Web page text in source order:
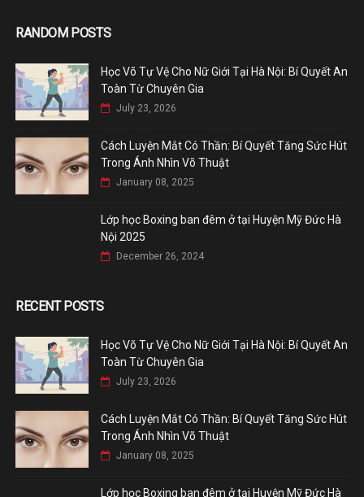
RANDOM POSTS
Học Võ Tự Vệ Cho Nữ Giới Tại Hà Nội: Bí Quyết An
Toàn Từ Chuyên Gia
July 23, 2026
Cách Luyện Mắt Có Thần: Bí Quyết Tăng Sức Hút
Trong Ánh Nhìn Võ Thuật
January 08, 2025
Lớp học Boxing ban đêm ở tại Huyện Mỹ Đức Hà
Nội 2025
December 26, 2024
RECENT POSTS
Học Võ Tự Vệ Cho Nữ Giới Tại Hà Nội: Bí Quyết An
Toàn Từ Chuyên Gia
July 23, 2026
Cách Luyện Mắt Có Thần: Bí Quyết Tăng Sức Hút
Trong Ánh Nhìn Võ Thuật
January 08, 2025
Lớp học Boxing ban đêm ở tại Huyện Mỹ Đức Hà